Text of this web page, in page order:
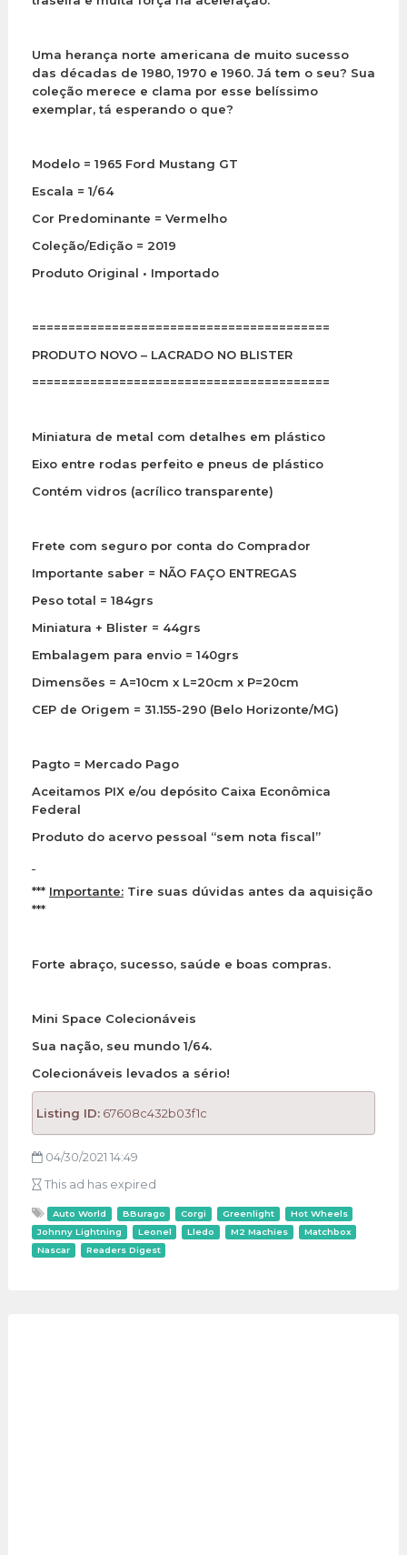
Uma herança norte americana de muito sucesso
das décadas de 1980, 1970 e 1960. Já tem o seu? Sua
coleção merece e clama por esse belíssimo
exemplar, tá esperando o que?
Modelo = 1965 Ford Mustang GT
Escala = 1/64
Cor Predominante = Vermelho
Coleção/Edição = 2019
Produto Original • Importado
=========================================
PRODUTO NOVO – LACRADO NO BLISTER
=========================================
Miniatura de metal com detalhes em plástico
Eixo entre rodas perfeito e pneus de plástico
Contém vidros (acrílico transparente)
Frete com seguro por conta do Comprador
Importante saber = NÃO FAÇO ENTREGAS
Peso total = 184grs
Miniatura + Blister = 44grs
Embalagem para envio = 140grs
Dimensões = A=10cm x L=20cm x P=20cm
CEP de Origem = 31.155-290 (Belo Horizonte/MG)
Pagto = Mercado Pago
Aceitamos PIX e/ou depósito Caixa Econômica
Federal
Produto do acervo pessoal “sem nota fiscal”
*** Importante: Tire suas dúvidas antes da aquisição
***
Forte abraço, sucesso, saúde e boas compras.
Mini Space Colecionáveis
Sua nação, seu mundo 1/64.
Colecionáveis levados a sério!
Listing ID: 67608c432b03f1c
04/30/2021 14:49
This ad has expired
Auto World BBurago Corgi Greenlight
Hot Wheels
Johnny Lightning
Leonel Lledo M2 Machies
Matchbox
Nascar
Readers Digest